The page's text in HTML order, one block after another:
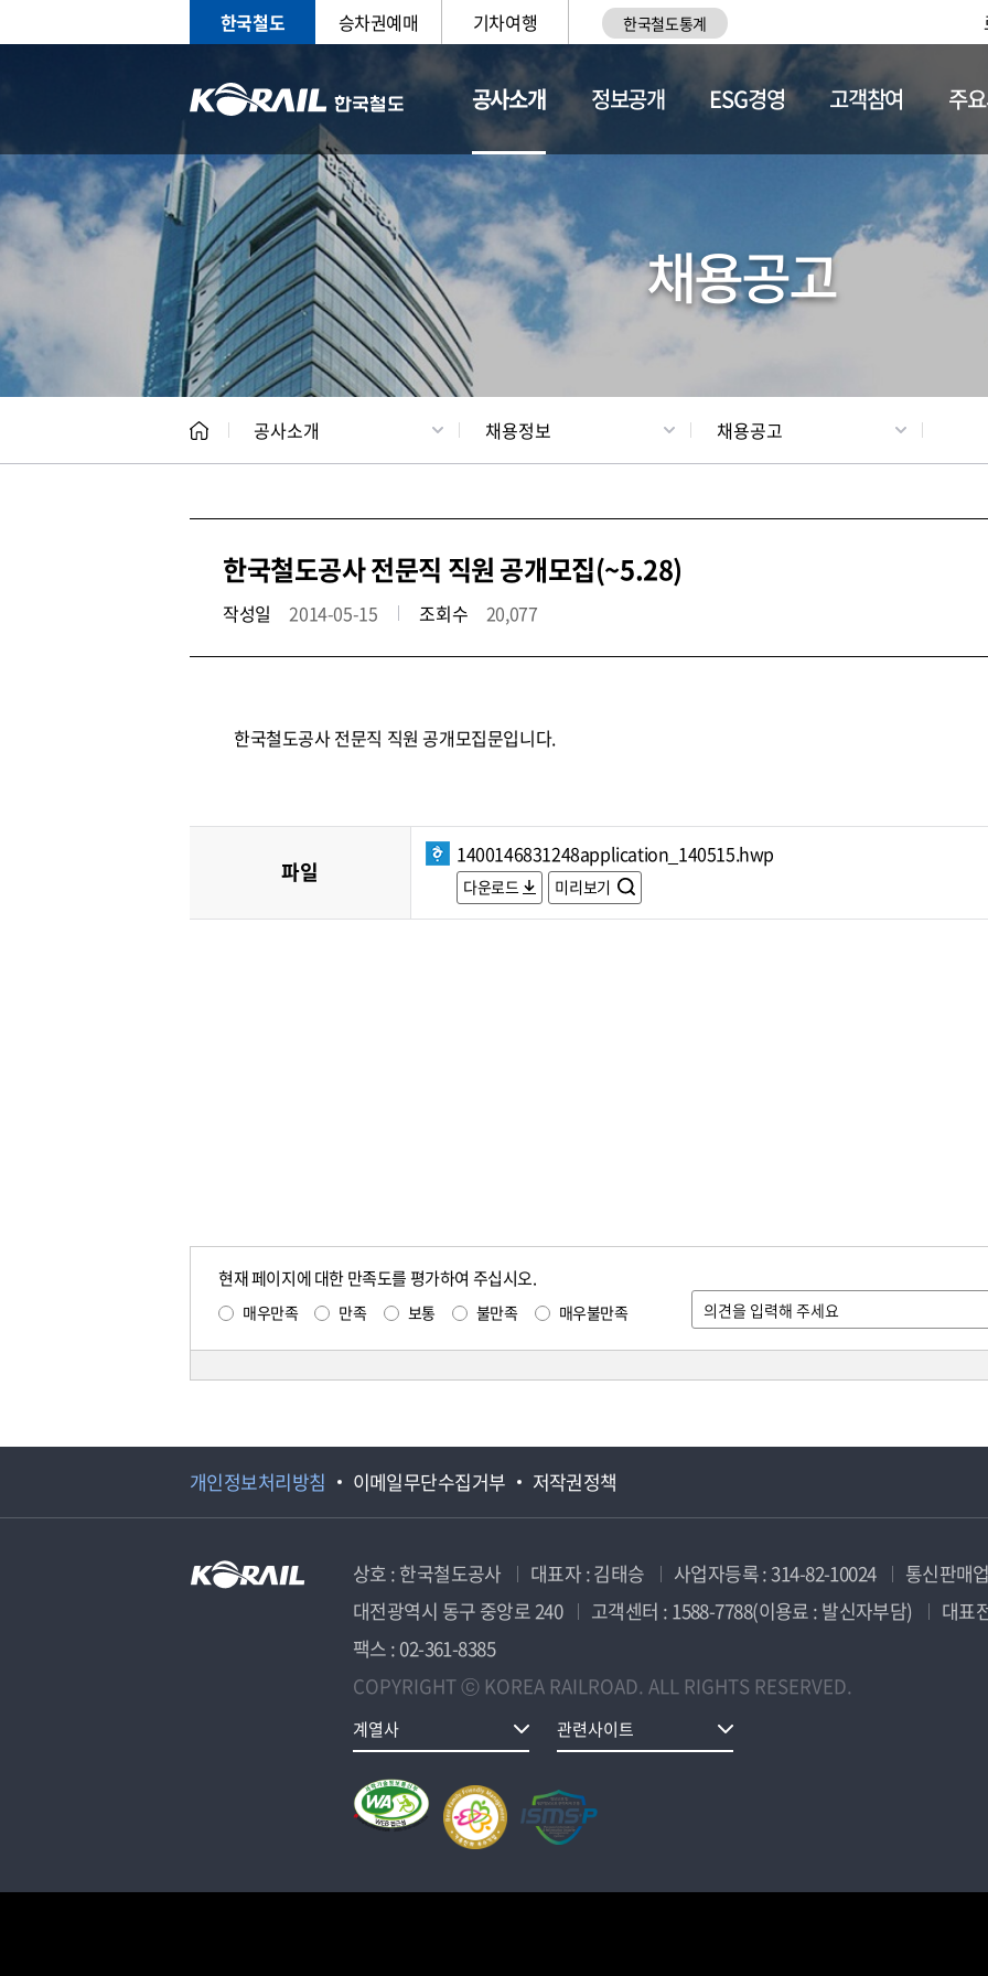
한국철도 승차권예매 기차여행 한국철도통계
공사소개
CEO 일반현황 채용정보
정보공개 ESG경영 고객참여 주
채용공고
공사소개 채용정보 채용공고
한국철도공사 전문직 직원 공개모집(~5.28)
작성일 2014-05-15 조회수 20,077
한국철도공사 전문직 직원 공개모집문입니다.
파일
1400146831248application_140515.hwp
다운로드 미리보기
현재 페이지에 대한 만족도를 평가하여 주십시오.
매우만족 만족 보통 불만족 매우불만족
개인정보처리방침 이메일무단수집거부 저작권정책
상호 : 한국철도공사 대표자 : 김태승 사업자등록 : 314-82-10024
통신판매
대전광역시 동구 중앙로 240
고객센터 : 1588-7788(이용료 : 발신자부담)
대표
팩스 : 02-361-8385
COPYRIGHT ⓒ KOREA RAILROAD. ALL RIGHTS RESERVED.
계열사 관련사이트